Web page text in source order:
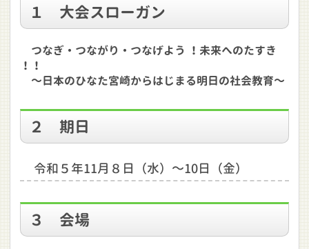
１ 大会スローガン
つなぎ・つながり・つなげよう ！未来へのたすき
！！
～日本のひなた宮崎からはじまる明日の社会教育～
２ 期日
令和５年11月８日（水）～10日（金）
３ 会場